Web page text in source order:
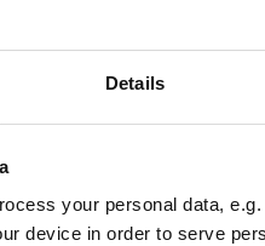
Details
your personal data,
device in order to serve
Natasja75
zijn want ik kampeer
overlast van